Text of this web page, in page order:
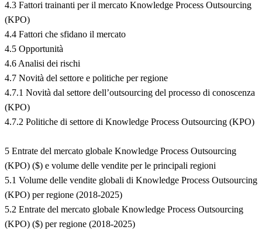
4.3 Fattori trainanti per il mercato Knowledge Process Outsourcing
(KPO)
4.4 Fattori che sfidano il mercato
4.5 Opportunità
4.6 Analisi dei rischi
4.7 Novità del settore e politiche per regione
4.7.1 Novità dal settore dell’outsourcing del processo di conoscenza
(KPO)
4.7.2 Politiche di settore di Knowledge Process Outsourcing (KPO)
5 Entrate del mercato globale Knowledge Process Outsourcing
(KPO) ($) e volume delle vendite per le principali regioni
5.1 Volume delle vendite globali di Knowledge Process Outsourcing
(KPO) per regione (2018-2025)
5.2 Entrate del mercato globale Knowledge Process Outsourcing
(KPO) ($) per regione (2018-2025)